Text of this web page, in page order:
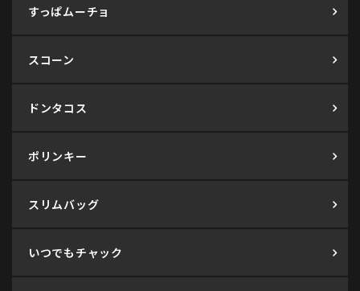
すっぱムーチョ
スコーン
ドンタコス
ポリンキー
スリムバッグ
いつでもチャック